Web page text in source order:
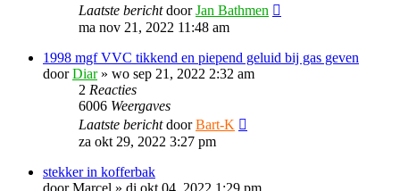
Laatste berichtdoorJan Bathmen
ma nov 21, 2022 11:48 am
1998 mgf VVC tikkend en piepend geluid bij gas geven
doorDiar» wo sep 21, 2022 2:32 am
2 Reacties
6006 Weergaves
Laatste berichtdoorBart-K
za okt 29, 2022 3:27 pm
stekker in kofferbak
doorMarcel » di okt 04, 2022 1:29 pm